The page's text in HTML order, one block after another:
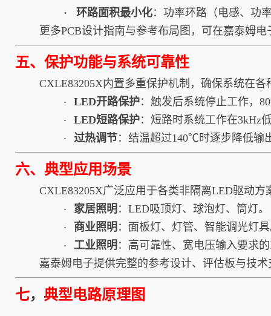
·​​​​​​​ 环路面积最小化：功率环路（电感、功
更多PCB设计指南与参考布局图，可在嘉泰姆
五、保护功能与系统可靠性
CXLE83205X内置多重保护机制，确保系统在
·​​​​​​​ LED开路保护：触发后系统停止工作，
·​​​​​​​ LED短路保护：短路时系统工作在3kHz
·​​​​​​​ 过热调节：结温超过140℃时逐步降低输
六、典型应用场景
CXLE83205X广泛应用于各类非隔离LED驱动方
·​​​​​​​ 家居照明 ：LED吸顶灯、球泡灯、筒灯。
·​​​​​​​ 商业照明 ：面板灯、灯管、智能调光灯
·​​​​​​​ 工业照明 ：高可靠性、宽电压输入要求
嘉泰姆电子提供完整的参考设计、评估板与技
七， 典型电路原理图